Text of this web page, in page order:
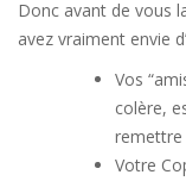
Donc avant de vous
avez vraiment envie
Vos
colère,
remettre
Votre